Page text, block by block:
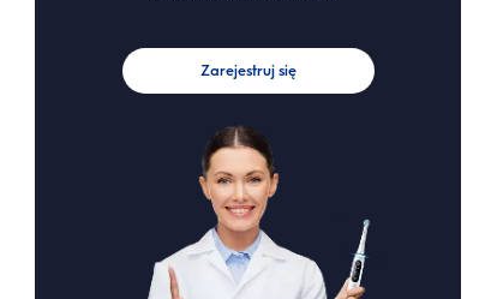
Zarejestruj się